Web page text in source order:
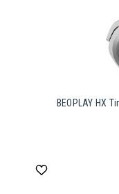
BEOPLAY HX